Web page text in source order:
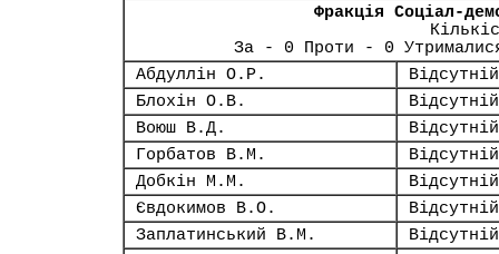
Фракція Соціал-
За - 0 Проти - 0
Абдуллін О.Р.
Відсутній
Блохін О.В.
Відсутній
Воюш В.Д.
Відсутній
Горбатов В.М.
Відсутній
Добкін М.М.
Відсутній
Євдокимов В.О.
Відсутній
Заплатинський В.М.
Відсутній